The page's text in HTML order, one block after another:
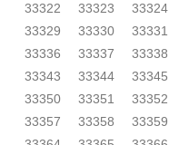
33322
33323 33324
33329
33330 33331
33336
33337 33338
33343
33344 33345
33350
33351 33352
33357
33358 33359